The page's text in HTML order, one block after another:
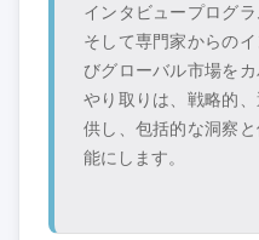
インタビュープログ
そして専門家からの
びグローバル市場を
やり取りは、戦略的
供し、包括的な洞察
能にします。